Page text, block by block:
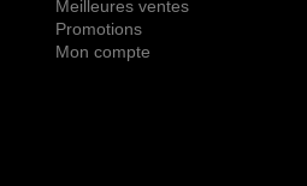
Meilleures ventes
Promotions
Mon compte